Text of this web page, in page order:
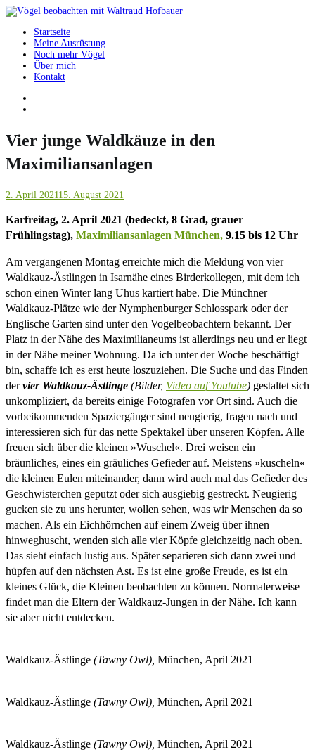
Springe
Inhalt
Vögel beobachten mit Waltraud Hofbauer
Startseite
Meine Ausrüstung
Noch mehr Vögel
Über mich
Kontakt
Vier junge Waldkäuze in den
Maximiliansanlagen
2. April 2021 15. August 2021
Karfreitag, 2. April 2021 (bedeckt, 8 Grad, grauer
Frühlingstag), Maximiliansanlagen München, 9.15 bis 12 Uhr
Am vergangenen Montag erreichte mich die Meldung von vier
Waldkauz-Ästlingen in Isarnähe eines Birderkollegen, mit dem ich
schon einen Winter lang Uhus kartiert habe. Die Münchner
Waldkauz-Plätze wie der Nymphenburger Schlosspark oder der
Englische Garten sind unter den Vogelbeobachtern bekannt. Der
Platz in der Nähe des Maximilianeums ist allerdings neu und er liegt
in der Nähe meiner Wohnung. Da ich unter der Woche beschäftigt
bin, schaffe ich es erst heute loszuziehen. Die Suche und das Finden
dervier Waldkauz-Ästlinge (Bilder, Video auf Youtube) gestaltet sich
unkompliziert, da bereits einige Fotografen vor Ort sind. Auch die
vorbeikommenden Spaziergänger sind neugierig, fragen nach und
interessieren sich für das nette Spektakel über unseren Köpfen. Alle
freuen sich über die kleinen »Wuschel«. Drei weisen ein
bräunliches, eines ein gräuliches Gefieder auf. Meistens »kuscheln«
die kleinen Eulen miteinander, dann wird auch mal das Gefieder des
Geschwisterchen geputzt oder sich ausgiebig gestreckt. Neugierig
gucken sie zu uns herunter, wollen sehen, was wir Menschen da so
machen. Als ein Eichhörnchen auf einem Zweig über ihnen
hinweghuscht, wenden sich alle vier Köpfe gleichzeitig nach oben.
Das sieht einfach lustig aus. Später separieren sich dann zwei und
hüpfen auf den nächsten Ast. Es ist eine große Freude, es ist ein
kleines Glück, die Kleinen beobachten zu können. Normalerweise
findet man die Eltern der Waldkauz-Jungen in der Nähe. Ich kann
sie aber nicht entdecken.
Waldkauz-Ästlinge (Tawny Owl), München, April 2021
Waldkauz-Ästlinge (Tawny Owl), München, April 2021
Waldkauz-Ästlinge (Tawny Owl), München, April 2021